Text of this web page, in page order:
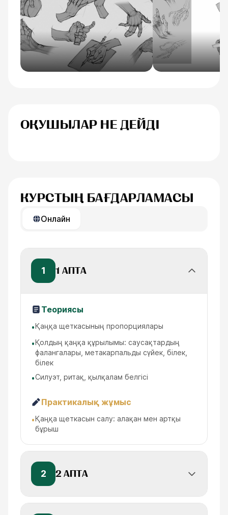
ОҚУШЫЛАР НЕ ДЕЙДІ
Анна Иванова
КУРСТЫҢ БАҒДАРЛАМАСЫ
Онлайн
1 1 АПТА
Теориясы
•Қаңқа щеткасының пропорциялары
•Қолдың қаңқа құрылымы: саусақтардың
фалангалары, метакарпальды сүйек, білек,
білек
•Силуэт, ритақ, қылқалам белгісі
Практикалық жұмыс
•Қаңқа щеткасын салу: алақан мен артқы
бұрыш
2 2 АПТА